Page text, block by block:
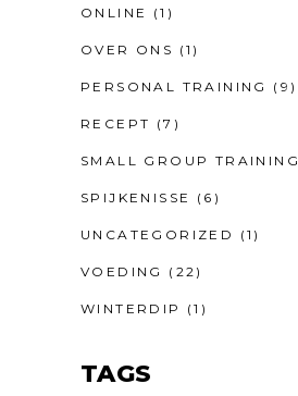
ONLINE (1)
OVER ONS (1)
PERSONAL TRAINING (9)
RECEPT (7)
SMALL GROUP TRAINING
SPIJKENISSE (6)
UNCATEGORIZED (1)
VOEDING (22)
WINTERDIP (1)
TAGS